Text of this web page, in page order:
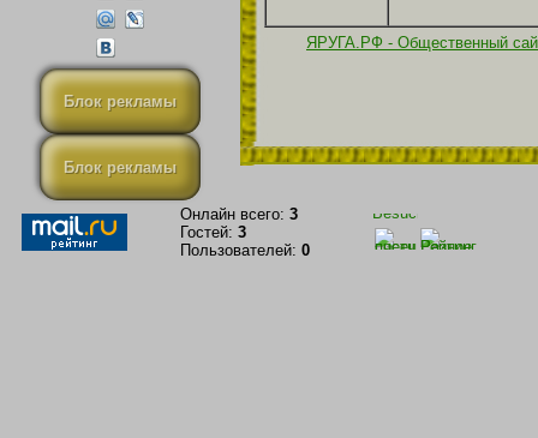
Блок рекламы
Блок рекламы
ЯРУГА.РФ - Общественный
Онлайн всего: 3
Гостей: 3
Пользователей: 0